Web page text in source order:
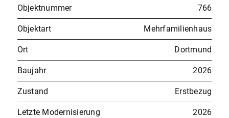
Objektnummer 766
Objektart Mehrfamilienhaus
Ort Dortmund
Baujahr 2026
Zustand Erstbezug
Letzte Modernisierung 2026